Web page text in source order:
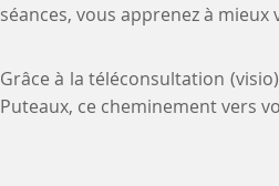
séances, vous apprenez à
Grâce à la téléconsultation
Puteaux, ce cheminement vers